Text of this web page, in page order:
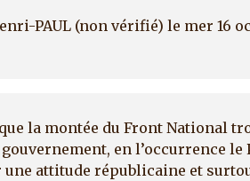
PAUL (non vérifié) le mer 16
la montée du Front National
en l’occurrence le
une attitude républicaine et